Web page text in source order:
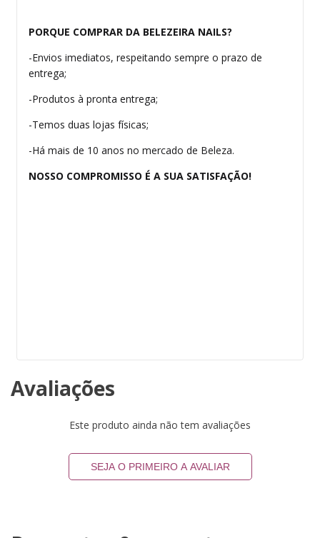
PORQUE COMPRAR DA BELEZEIRA NAILS?
-Envios imediatos, respeitando sempre o prazo de
entrega;
-Produtos à pronta entrega;
-Temos duas lojas físicas;
-Há mais de 10 anos no mercado de Beleza.
NOSSO COMPROMISSO É A SUA SATISFAÇÃO!
Avaliações
Este produto ainda não tem avaliações
SEJA O PRIMEIRO A AVALIAR